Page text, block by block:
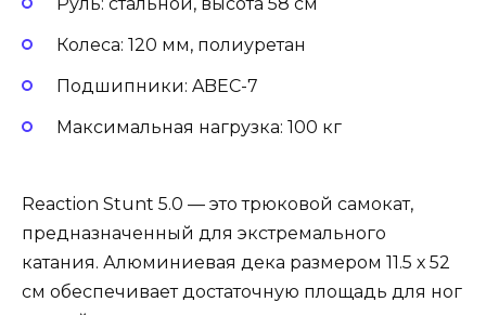
Колеса: 120 мм, полиуретан
Подшипники: ABEC-7
Максимальная нагрузка: 100 кг
Reaction Stunt 5.0 — это трюковой самокат,
предназначенный для экстремального
катания. Алюминиевая дека размером 11.5 х 52
см обеспечивает достаточную площадь для ног